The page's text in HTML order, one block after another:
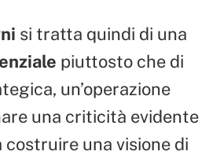
si tratta quindi di una
piuttosto che di
un’operazione
una criticità evidente
una visione di